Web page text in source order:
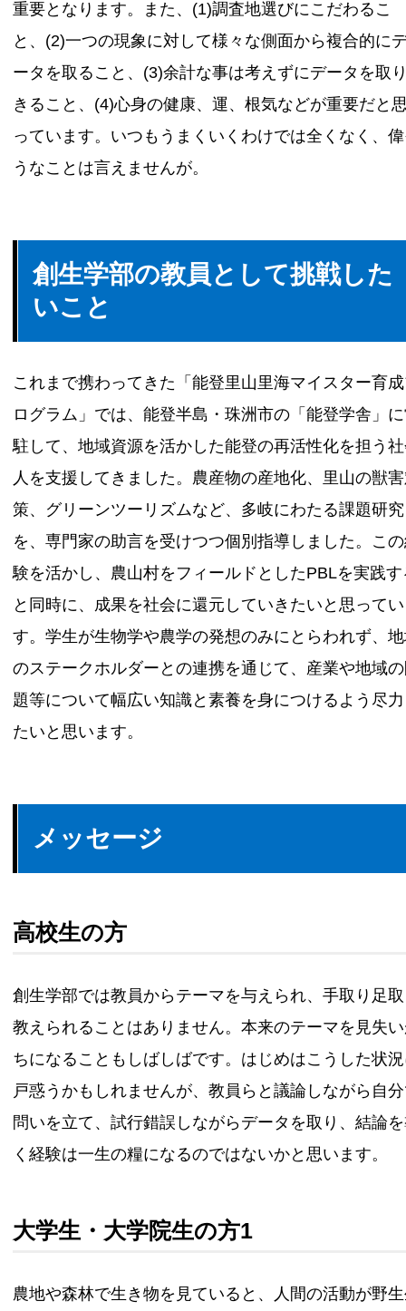
重要となります。また、(1)調査地選びにこだわるこ
と、(2)一つの現象に対して様々な側面から複合的に
ータを取ること、(3)余計な事は考えずにデータを取
きること、(4)心身の健康、運、根気などが重要だと
っています。いつもうまくいくわけでは全くなく、
うなことは言えませんが。
創生学部の教員として挑戦した
いこと
これまで携わってきた「能登里山里海マイスター育
ログラム」では、能登半島・珠洲市の「能登学舎」
駐して、地域資源を活かした能登の再活性化を担う
人を支援してきました。農産物の産地化、里山の獣
策、グリーンツーリズムなど、多岐にわたる課題研究
を、専門家の助言を受けつつ個別指導しました。こ
験を活かし、農山村をフィールドとしたPBLを実践す
と同時に、成果を社会に還元していきたいと思って
す。学生が生物学や農学の発想のみにとらわれず、
のステークホルダーとの連携を通じて、産業や地域
題等について幅広い知識と素養を身につけるよう尽
たいと思います。
メッセージ
高校生の方
創生学部では教員からテーマを与えられ、手取り足
教えられることはありません。本来のテーマを見失
ちになることもしばしばです。はじめはこうした状
戸惑うかもしれませんが、教員らと議論しながら自
問いを立て、試行錯誤しながらデータを取り、結論
く経験は一生の糧になるのではないかと思います。
大学生・大学院生の方1
農地や森林で生き物を見ていると、人間の活動が野